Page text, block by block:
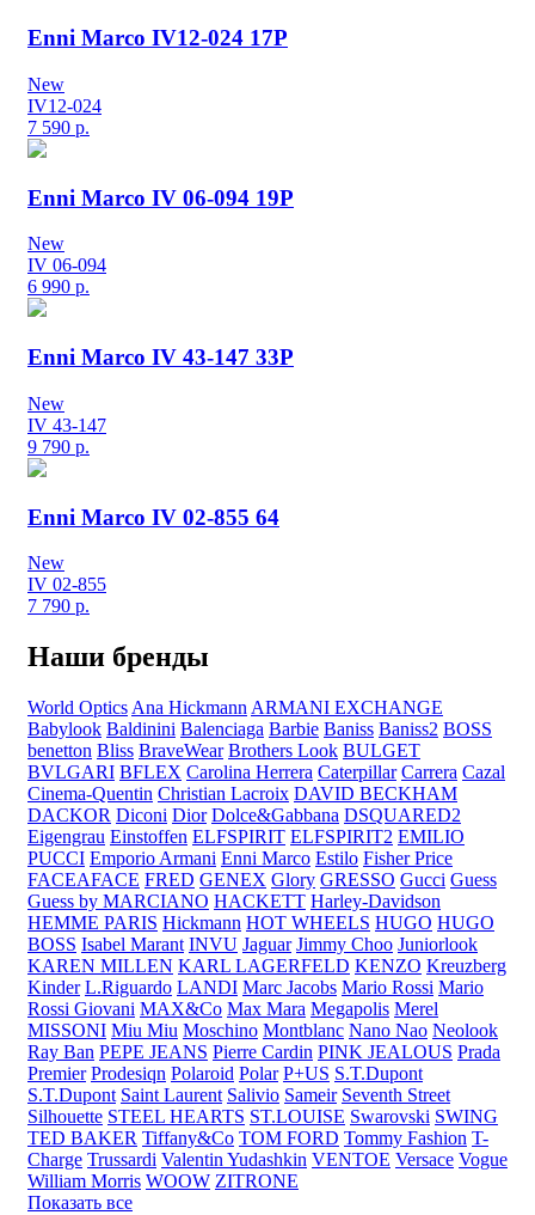
Enni Marco IV12-024 17P
New
IV12-024
7 590 р.
Enni Marco IV 06-094 19P
New
IV 06-094
6 990 р.
Enni Marco IV 43-147 33P
New
IV 43-147
9 790 р.
Enni Marco IV 02-855 64
New
IV 02-855
7 790 р.
Наши бренды
World Optics Ana Hickmann ARMANI EXCHANGE
Babylook Baldinini Balenciaga Barbie Baniss Baniss2 BOSS
benetton Bliss BraveWear Brothers Look BULGET
BVLGARI BFLEX Carolina Herrera Caterpillar Carrera Cazal
Cinema-Quentin Christian Lacroix DAVID BECKHAM
DACKOR Diconi Dior Dolce&Gabbana DSQUARED2
Eigengrau Einstoffen ELFSPIRIT ELFSPIRIT2 EMILIO
PUCCI Emporio Armani Enni Marco Estilo Fisher Price
FACEAFACE FRED GENEX Glory GRESSO Gucci Guess
Guess by MARCIANO HACKETT Harley-Davidson
HEMME PARIS Hickmann HOT WHEELS HUGO HUGO
BOSS Isabel Marant INVU Jaguar Jimmy Choo Juniorlook
KAREN MILLEN KARL LAGERFELD KENZO Kreuzberg
Kinder L.Riguardo LANDI Marc Jacobs Mario Rossi Mario
Rossi Giovani MAX&Co Max Mara Megapolis Merel
MISSONI Miu Miu Moschino Montblanc Nano Nao Neolook
Ray Ban PEPE JEANS Pierre Cardin PINK JEALOUS Prada
Premier Prodesiqn Polaroid Polar P+US S.T.Dupont
S.T.Dupont Saint Laurent Salivio Sameir Seventh Street
Silhouette STEEL HEARTS ST.LOUISE Swarovski SWING
TED BAKER Tiffany&Co TOM FORD Tommy Fashion T-
Charge Trussardi Valentin Yudashkin VENTOE Versace Vogue
William Morris WOOW ZITRONE
Показать все